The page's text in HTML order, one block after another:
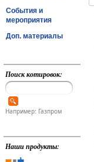
События и
мероприятия
Доп. материалы
Поиск котировок:
Например: Газпром
Наши продукты: